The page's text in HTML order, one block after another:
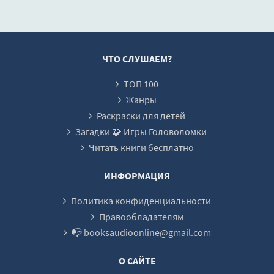
20-gibel_kievskoi_rusi
25-gibel_mongolskih_poslov
29-ledovoe_poboische
30-okonchatelniy_raspad_rusi
ЧТО СЛУШАЕМ?
ТОП 100
Жанры
Раскраски для детей
Загадки 🧩 Игры Головоломки
Читать книги бесплатно
ИНФОРМАЦИЯ
Политика конфиденциальности
Правообладателям
📭 booksaudioonline@gmail.com
О САЙТЕ